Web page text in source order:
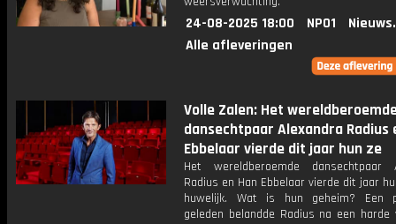
24-08-2025 18:00 NPO1
Alle afleveringen
Volle Zalen: Het
dansechtpaar Alexandra Radius
Ebbelaar vierde dit jaar hun ze
Het wereldberoemde dansechtpaar
Radius en Han Ebbelaar vierde dit jaar
huwelijk. Wat is hun geheim? Een
geleden belandde Radius na een